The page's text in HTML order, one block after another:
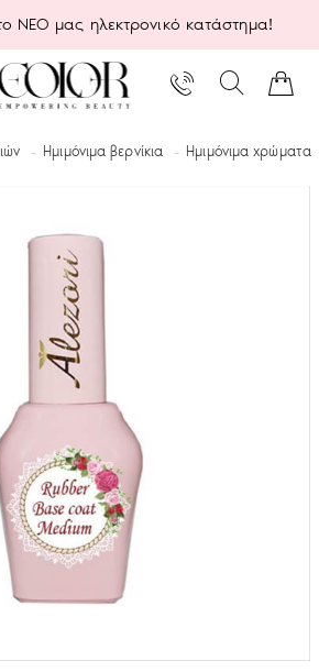
ΝΕΟ μας ηλεκτρονικό κατάστημα!
Ημιμόνιμα βερνίκια Ημιμόνιμα χρώματα